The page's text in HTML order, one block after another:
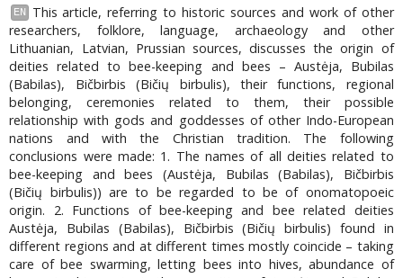
EN
This article, referring to historic sources and work of other
researchers, folklore, language, archaeology and other
Lithuanian, Latvian, Prussian sources, discusses the origin of
deities related to bee-keeping and bees – Austėja, Bubilas
(Babilas), Bičbirbis (Bičių birbulis), their functions, regional
belonging, ceremonies related to them, their possible
relationship with gods and goddesses of other Indo-European
nations and with the Christian tradition. The following
conclusions were made: 1. The names of all deities related to
bee-keeping and bees (Austėja, Bubilas (Babilas), Bičbirbis
(Bičių birbulis)) are to be regarded to be of onomatopoeic
origin. 2. Functions of bee-keeping and bee related deities
Austėja, Bubilas (Babilas), Bičbirbis (Bičių birbulis) found in
different regions and at different times mostly coincide – taking
care of bee swarming, letting bees into hives, abundance of